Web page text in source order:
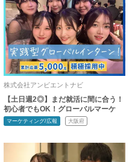
株式会社アンビエントナビ
【土日週2◎】まだ就活に間に合う！
初心者でもOK！グローバルマーケ
マーケティング/広報 大阪府